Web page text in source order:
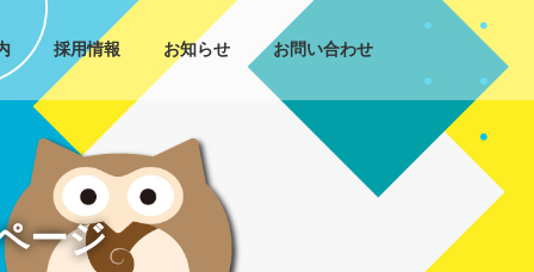
採用情報 お知らせ お問い合わせ
ージ